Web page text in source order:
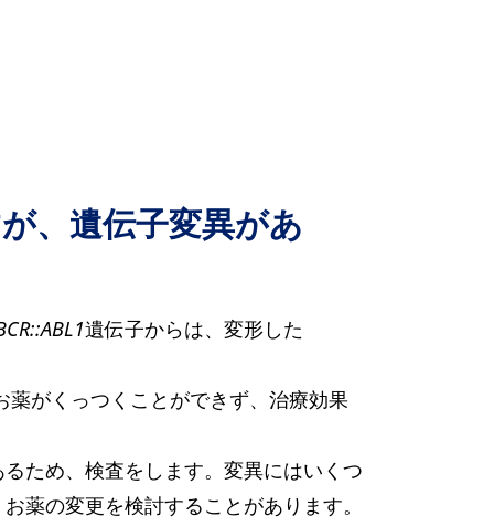
、遺伝子変異があ
遺伝子からは、変形した
がくっつくことができず、治療効果
ため、検査をします。変異にはいくつ
薬の変更を検討することがあります。